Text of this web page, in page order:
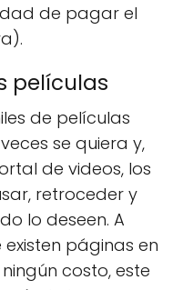
de pagar el
películas
de películas
se quiera y,
de videos, los
retroceder y
lo deseen. A
páginas en
costo, este